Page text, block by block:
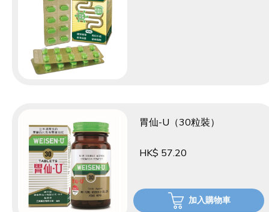
胃仙-U（30粒裝）
HK$ 57.20
加入購物車